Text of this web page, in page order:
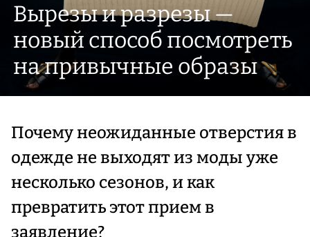
Вырезы и разрезы —
новый способ посмотреть
на привычные образы
Почему неожиданные отверстия в
одежде не выходят из моды уже
несколько сезонов, и как
превратить этот прием в
заявление?